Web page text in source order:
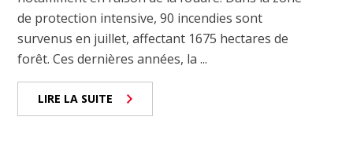
de protection intensive, 90 incendies sont
survenus en juillet, affectant 1675 hectares de
forêt. Ces dernières années, la ...
LIRE LA SUITE